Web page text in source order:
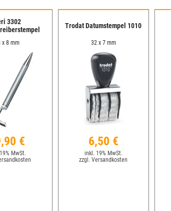
3302
x 8 mm
€
MwSt.
Trodat Datumstempel 1010
32 x 7 mm
6,50 €
inkl. 19% MwSt.
zzgl. Versandkosten